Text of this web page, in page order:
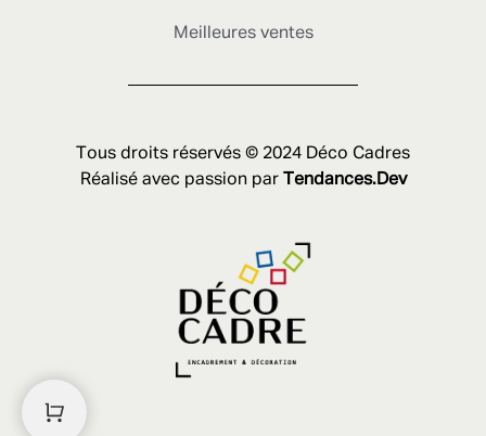
Meilleures ventes
Tous droits réservés © 2024 Déco Cadres
Réalisé avec passion par Tendances.Dev